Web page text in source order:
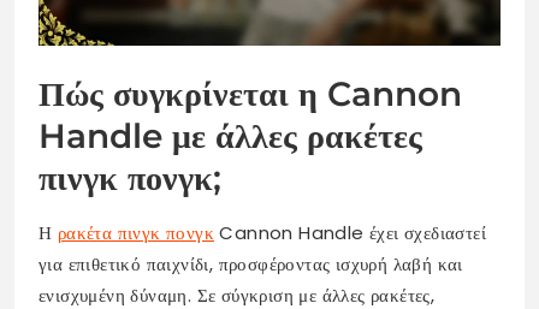
Πώς συγκρίνεται η Cannon
Handle με άλλες ρακέτες
πινγκ πονγκ;
Η ρακέτα πινγκ πονγκCannon Handle έχει σχεδιαστεί
για επιθετικό παιχνίδι, προσφέροντας ισχυρή λαβή και
ενισχυμένη δύναμη. Σε σύγκριση με άλλες ρακέτες,